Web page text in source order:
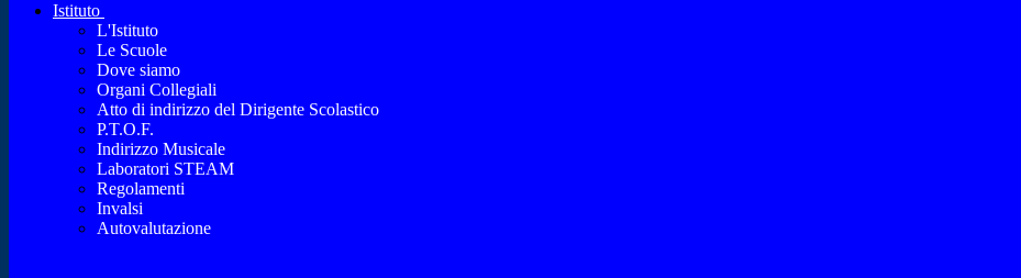
Istituto
L'Istituto
Le Scuole
Dove siamo
Organi Collegiali
Atto di indirizzo del Dirigente Scolastico
P.T.O.F.
Indirizzo Musicale
Laboratori STEAM
Regolamenti
Invalsi
Autovalutazione